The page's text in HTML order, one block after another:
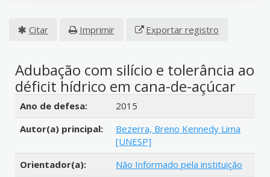
Citar Imprimir Exportar registro
Adubação com silício e tolerância ao
déficit hídrico em cana-de-açúcar
Detalhes bibliográficos
Ano de defesa:
2015
Autor(a) principal:
Bezerra, Breno Kennedy Lima
[UNESP]
Orientador(a):
Não Informado pela instituição